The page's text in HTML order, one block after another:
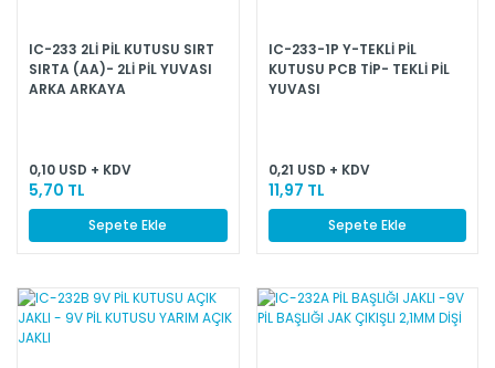
IC-233 2Lİ PİL KUTUSU SIRT
SIRTA (AA)- 2Lİ PİL YUVASI
ARKA ARKAYA
0,10 USD + KDV
5,70 TL
Sepete Ekle
IC-233-1P Y-TEKLİ PİL
KUTUSU PCB TİP- TEKLİ PİL
YUVASI
0,21 USD + KDV
11,97 TL
Sepete Ekle